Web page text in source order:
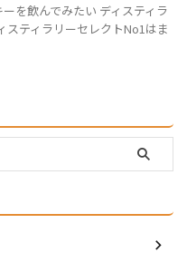
を飲んでみたい ディスティラ
スティラリーセレクトNo1はま